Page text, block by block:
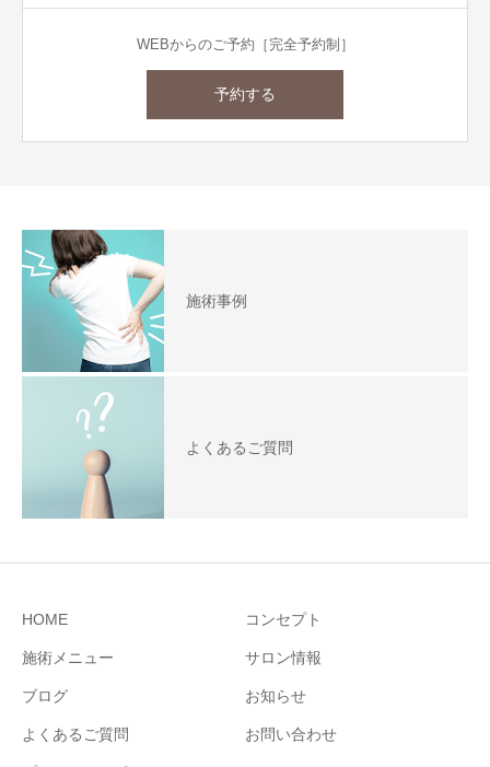
WEBからのご予約［完全予約制］
予約する
施術事例
よくあるご質問
HOME コンセプト
施術メニュー サロン情報
ブログ お知らせ
よくあるご質問 お問い合わせ